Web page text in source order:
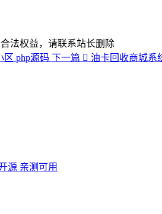
法权益，请联系站长删除
php源码 下一篇
油卡回收商城系
源 亲测可用